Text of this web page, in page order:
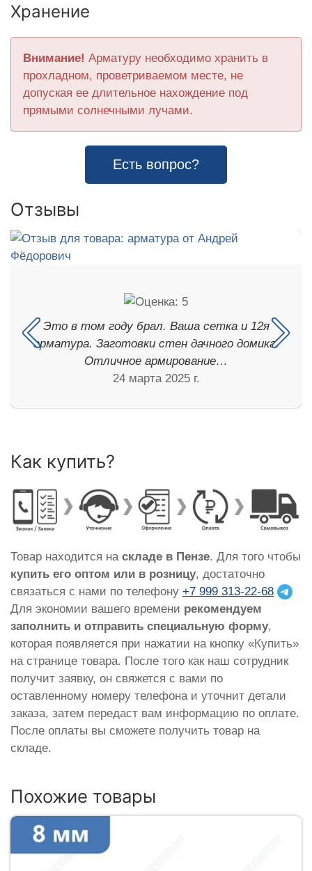
Хранение
Внимание! Арматуру необходимо хранить в
прохладном, проветриваемом месте, не
допуская ее длительное нахождение под
прямыми солнечными лучами.
Есть вопрос?
Отзывы
Это в том году брал. Ваша сетка и 12я
арматура. Заготовки стен дачного домика.
Отличное армирование…
24 марта 2025 г.
Как купить?
Товар находится на складе в Пензе. Для того чтобы
купить его оптом или в розницу, достаточно
связаться с нами по телефону +7 999 313-22-68
Для экономии вашего времени рекомендуем
заполнить и отправить специальную форму,
которая появляется при нажатии на кнопку «Купить»
на странице товара. После того как наш сотрудник
получит заявку, он свяжется с вами по
оставленному номеру телефона и уточнит детали
заказа, затем передаст вам информацию по оплате.
После оплаты вы сможете получить товар на
складе.
Похожие товары